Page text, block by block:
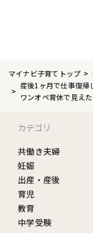
マイナビ子育てトップ
産後1ヶ月で仕事復帰
ワンオペ育休で見え
カテゴリ
共働き夫婦
妊娠
出産・産後
育児
教育
中学受験